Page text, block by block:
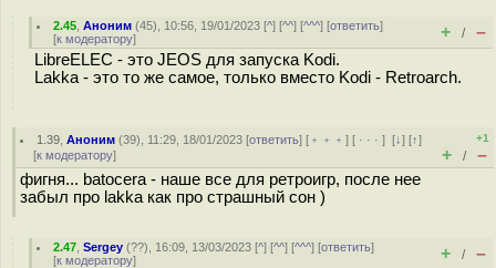
2.45 ,Аноним (45), 10:56, 19/01/2023 [^] [^^] [^^^] [ответить]
[к модератору] + / –
LibreELEC - это JEOS для запуска Kodi.
Lakka - это то же самое, только вместо Kodi - Retroarch.
1.39 ,Аноним (39), 11:29, 18/01/2023 [ответить] [ ﹢﹢﹢] [ · · ·][↓] [↑]
[к модератору]
+1
+ / –
фигня... batocera - наше все для ретроигр, после нее
забыл про lakka как про страшный сон )
2.47 ,Sergey (??), 16:09, 13/03/2023 [^] [^^] [^^^] [ответить]
[к модератору] + / –